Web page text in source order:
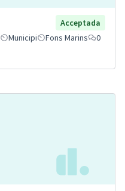
Acceptada
Municipi Fons Marins
0